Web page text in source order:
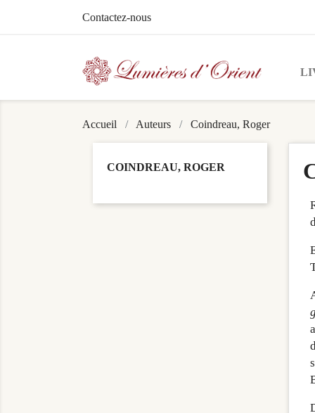
Contactez-nous
Accueil Auteurs Coindreau, Roger
COINDREAU, ROGER